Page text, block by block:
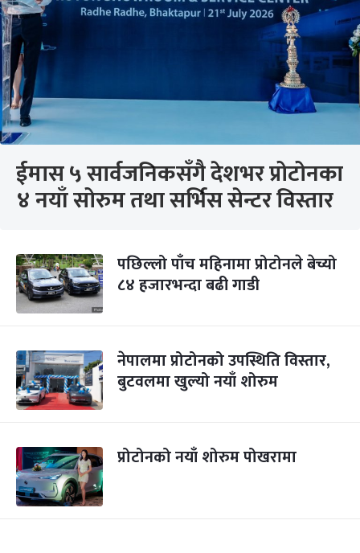
ईमास ५ सार्वजनिकसँगै देशभर प्रोटोनका
४ नयाँ सोरुम तथा सर्भिस सेन्टर विस्तार
पछिल्लो पाँच महिनामा प्रोटोनले बेच्यो
८४ हजारभन्दा बढी गाडी
नेपालमा प्रोटोनको उपस्थिति विस्तार,
बुटवलमा खुल्यो नयाँ शोरुम
प्रोटोनको नयाँ शोरुम पोखरामा